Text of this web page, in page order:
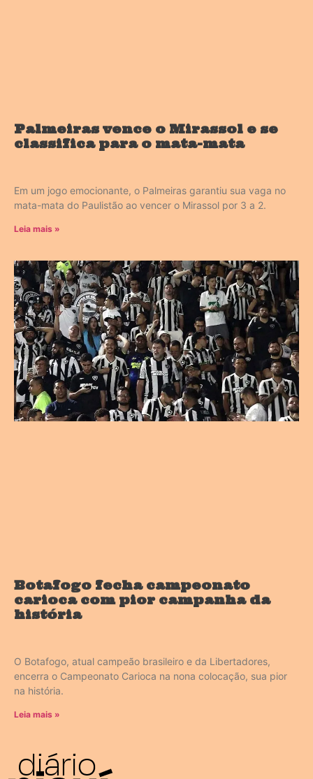
Palmeiras vence o Mirassol e se
classifica para o mata-mata
Em um jogo emocionante, o Palmeiras garantiu sua vaga no
mata-mata do Paulistão ao vencer o Mirassol por 3 a 2.
Leia mais »
Botafogo fecha campeonato
carioca com pior campanha da
história
O Botafogo, atual campeão brasileiro e da Libertadores,
encerra o Campeonato Carioca na nona colocação, sua pior
na história.
Leia mais »